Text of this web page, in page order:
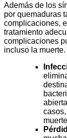
Además de los
por quemaduras
complicaciones,
tratamiento
complicaciones
incluso la muerte.